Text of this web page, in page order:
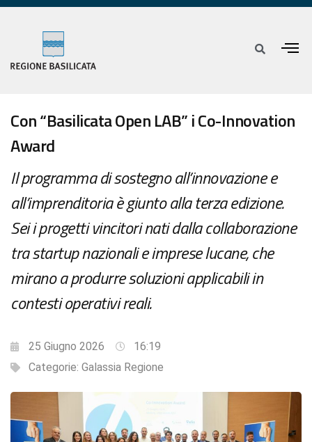
Con “Basilicata Open LAB” i Co-Innovation
Award
Il programma di sostegno all’innovazione e
all’imprenditoria è giunto alla terza edizione.
Sei i progetti vincitori nati dalla collaborazione
tra startup nazionali e imprese lucane, che
mirano a produrre soluzioni applicabili in
contesti operativi reali.
25 Giugno 2026
16:19
Categorie: Galassia Regione